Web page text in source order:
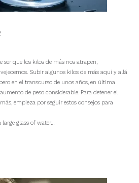
ser que los kilos de más nos atrapen,
Subir algunos kilos de más aquí y allá
en el transcurso de unos años, en última
de peso considerable. Para detener el
empieza por seguir estos consejos para
large glass of water…